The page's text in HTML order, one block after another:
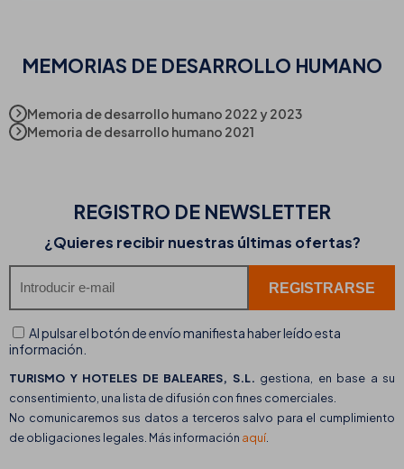
MEMORIAS DE DESARROLLO HUMANO
Memoria de desarrollo humano 2022 y 2023
Memoria de desarrollo humano 2021
REGISTRO DE NEWSLETTER
¿Quieres recibir nuestras últimas ofertas?
Al pulsar el botón de envío manifiesta haber leído esta
información.
TURISMO Y HOTELES DE BALEARES, S.L. gestiona, en base a su
consentimiento, una lista de difusión con fines comerciales.
No comunicaremos sus datos a terceros salvo para el cumplimiento
de obligaciones legales. Más información aquí.